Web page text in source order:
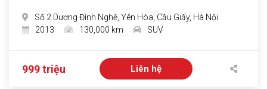
Số 2 Dương Đình Nghệ, Yên Hòa, Cầu Giấy, Hà Nội
2013
130,000 km SUV
999 triệu Liên hệ